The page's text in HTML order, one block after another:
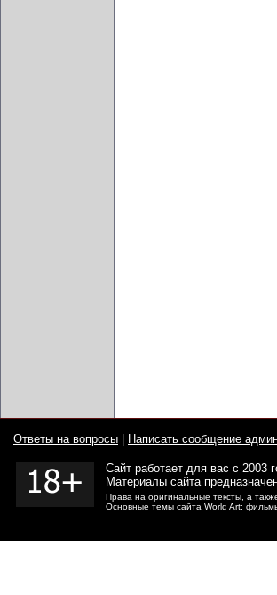
Ответы на вопросы Написать сообщение
Сайт работает для вас с 2003
Материалы сайта
Права на оригинальные тексты, а
Основные темы сайта World Art: